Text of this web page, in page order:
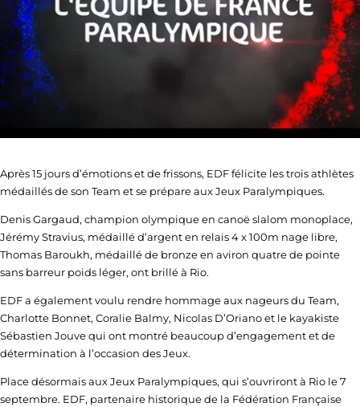
Après 15 jours d’émotions et de frissons, EDF félicite les trois athlètes
médaillés de son Team et se prépare aux Jeux Paralympiques.
Denis Gargaud, champion olympique en canoë slalom monoplace,
Jérémy Stravius, médaillé d’argent en relais 4 x 100m nage libre,
Thomas Baroukh, médaillé de bronze en aviron quatre de pointe
sans barreur poids léger, ont brillé à Rio.
EDF a également voulu rendre hommage aux nageurs du Team,
Charlotte Bonnet, Coralie Balmy, Nicolas D’Oriano et le kayakiste
Sébastien Jouve qui ont montré beaucoup d’engagement et de
détermination à l’occasion des Jeux.
Place désormais aux Jeux Paralympiques, qui s’ouvriront à Rio le 7
septembre. EDF, partenaire historique de la Fédération Française